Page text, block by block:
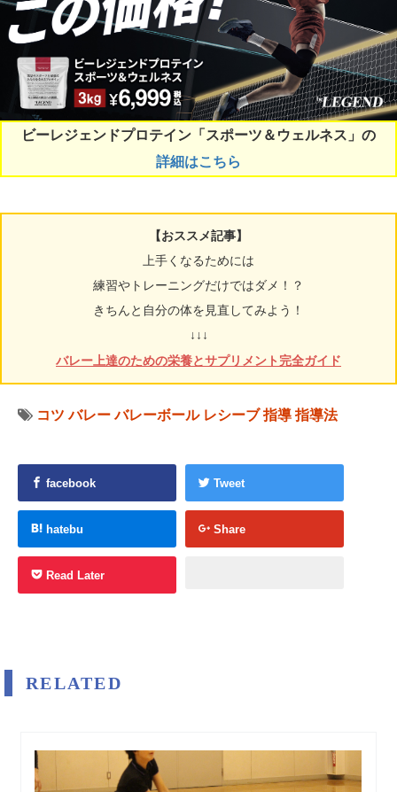
ビーレジェンドプロテイン「スポーツ＆ウェルネス」の
詳細はこちら
【おススメ記事】
上手くなるためには
練習やトレーニングだけではダメ！？
きちんと自分の体を見直してみよう！
↓↓↓
バレー上達のための栄養とサプリメント完全ガイド
コツ バレー バレーボール レシーブ 指導 指導法
facebook Tweet
hatebu Share
Read Later
RELATED